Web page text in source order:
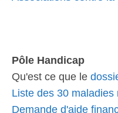
Pôle Handicap
Qu'est ce que le
Liste des 30
Demande d'aide